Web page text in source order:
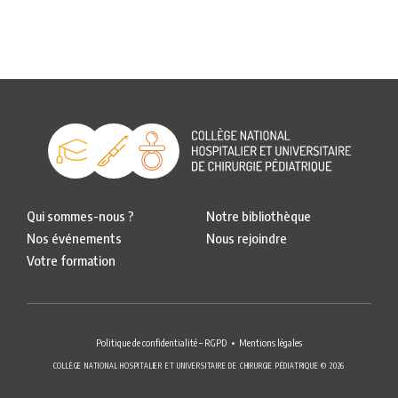
Qui sommes-nous ?
Nos événements
Votre formation
Notre bibliothèque
Nous rejoindre
Politique de confidentialité – RGPD Mentions légales
COLLÈGE NATIONAL HOSPITALIER ET UNIVERSITAIRE DE CHIRURGIE PÉDIATRIQUE © 2026